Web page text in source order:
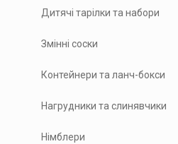
Дитячі тарілки та набори
Змінні соски
Контейнери та ланч-бокси
Нагрудники та слинявчики
Німблери